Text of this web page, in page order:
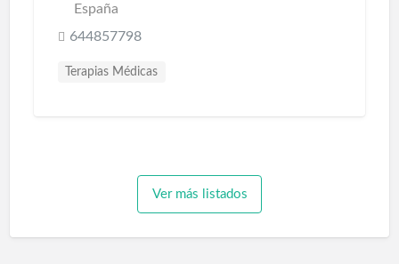
España
644857798
Terapias Médicas
Ver más listados